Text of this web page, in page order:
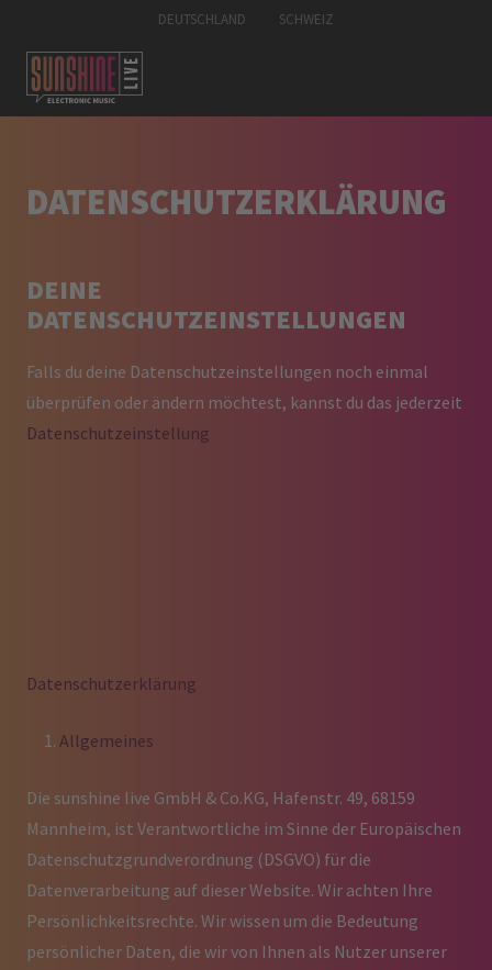
DEUTSCHLAND SCHWEIZ
DATENSCHUTZERKLÄRUNG
DEINE
DATENSCHUTZEINSTELLUNGEN
Falls du deine Datenschutzeinstellungen noch einmal
überprüfen oder ändern möchtest, kannst du das jederzeit
Datenschutzeinstellung
Datenschutzerklärung
Allgemeines
Die sunshine live GmbH & Co.KG, Hafenstr. 49, 68159
Mannheim, ist Verantwortliche im Sinne der Europäischen
Datenschutzgrundverordnung (DSGVO) für die
Datenverarbeitung auf dieser Website. Wir achten Ihre
Persönlichkeitsrechte. Wir wissen um die Bedeutung
persönlicher Daten, die wir von Ihnen als Nutzer unserer